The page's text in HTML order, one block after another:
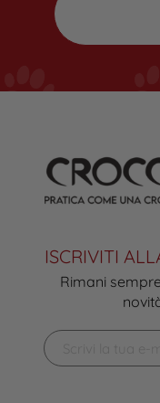
ISCRIVITI
Rimani